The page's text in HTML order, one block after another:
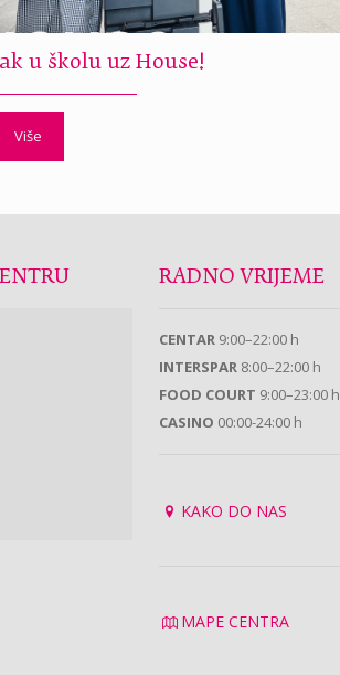
u školu uz House!
Više
RADNO VRIJEME
CENTAR 9:00–22:00 h
INTERSPAR 8:00–22:00 h
FOOD COURT 9:00–23:00 h
CASINO 00:00-24:00 h
KAKO DO NAS
MAPE CENTRA